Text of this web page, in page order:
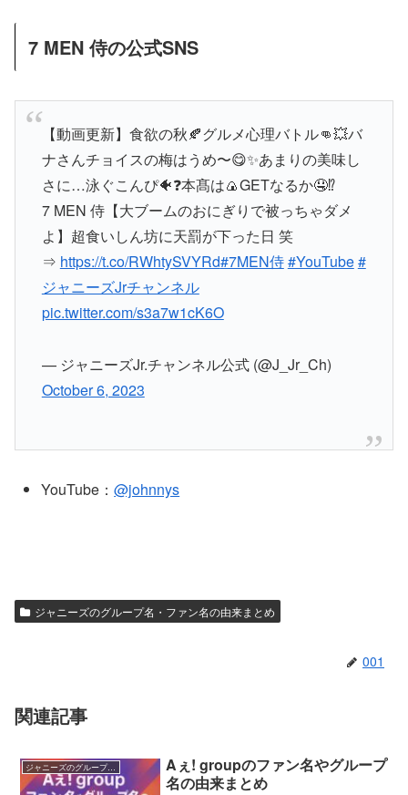
7 MEN 侍の公式SNS
【動画更新】食欲の秋🍂グルメ心理バトル👊💥バ
ナさんチョイスの梅はうめ〜😋✨あまりの美味し
さに…泳ぐこんぴ🐠❓本髙は🍙GETなるか🤤⁉️
7 MEN 侍【大ブームのおにぎりで被っちゃダメ
よ】超食いしん坊に天罰が下った日 笑
⇒ https://t.co/RWhtySVYRd#7MEN侍#YouTube#
ジャニーズJrチャンネル
pic.twitter.com/s3a7w1cK6O
— ジャニーズJr.チャンネル公式 (@J_Jr_Ch)
October 6, 2023
YouTube：@johnnys
ジャニーズのグループ名・ファン名の由来まとめ
001
関連記事
ジャニーズのグループ名・ファン名の由来まとめ
Aぇ! groupのファン名やグループ
名の由来まとめ